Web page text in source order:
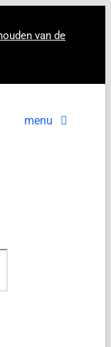
van de
menu